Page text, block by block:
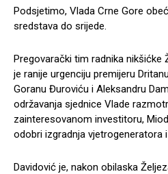
Podsjetimo, Vlada Crne Gore
sredstava do srijede.
Pregovarački tim radnika nikšićke
je ranije urgenciju premijeru
Goranu Đuroviću i Aleksandru
održavanja sjednice Vlade
zainteresovanom investitoru,
odobri izgradnja vjetrogeneratora
Davidović je, nakon obilaska